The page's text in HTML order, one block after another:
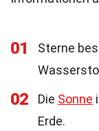
01
Sterne
02 Die Sonne
Erde.